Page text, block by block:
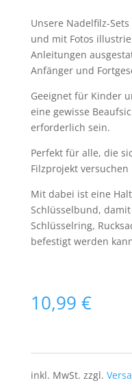
Unsere Nadelfilz-
und mit Fotos
Anleitungen
Anfänger und
Geeignet für Kinder
eine gewisse
erforderlich sein.
Perfekt für alle, die
Filzprojekt versuchen
Mit dabei ist eine
Schlüsselbund,
Schlüsselring,
befestigt werden
10,99 €
inkl. MwSt. zzgl.